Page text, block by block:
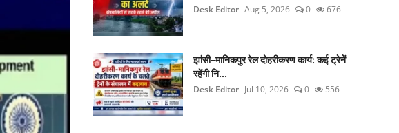
Desk Editor Aug 5, 2026 0 676
झांसी–मानिकपुर रेल दोहरीकरण कार्य: कई ट्रेनें
रहेंगी नि...
Desk Editor Jul 10, 2026 0 556